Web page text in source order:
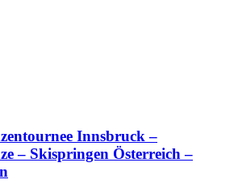
Innsbruck –
– Skispringen Österreich –